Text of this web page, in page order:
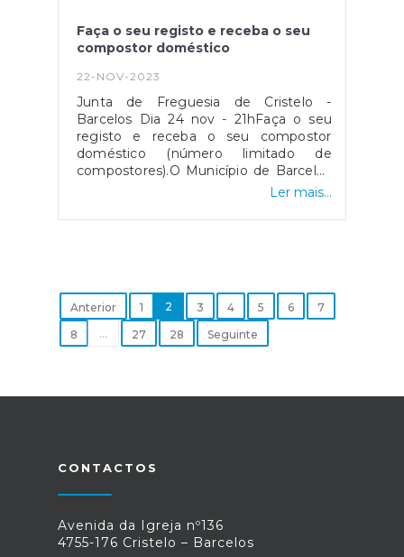
Faça o seu registo e receba o seu
compostor doméstico
22-NOV-2023
Junta de Freguesia de Cristelo -
Barcelos Dia 24 nov - 21hFaça o seu
registo e receba o seu compostor
doméstico (número limitado de
compostores).O Município de Barcelos
vai avançar com o projeto “Biocávado”,
recolha seletiva de “biorresíduos”. O
de ilhas de compostagem comunitária
e a comunicação, divulgação e
sensibilização desta iniciativa junto da
população do concelho.Numa primeira
domésticos, a serem entregues nas 61
Os interessados podem fazer a sua
https://www.barcelosambiente.pt/compostor.
ilhas de compostagem comunitária:
uma em Vila Boa e outra em Viatodos,
Ler mais...
Anterior 1 2 3 4 5 6
7
8
... 27 28 Seguinte
CONTACTOS
Avenida da Igreja nº136
4755-176 Cristelo – Barcelos